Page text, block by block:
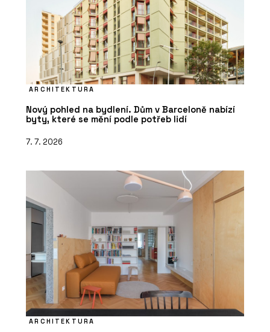
ARCHITEKTURA
Nový pohled na bydlení. Dům v Barceloně nabízí
byty, které se mění podle potřeb lidí
7. 7. 2026
ARCHITEKTURA